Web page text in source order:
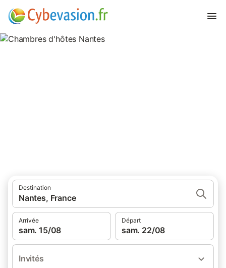
Destination
Nantes, France
Arrivée
sam. 15/08
Départ
sam. 22/08
Invités